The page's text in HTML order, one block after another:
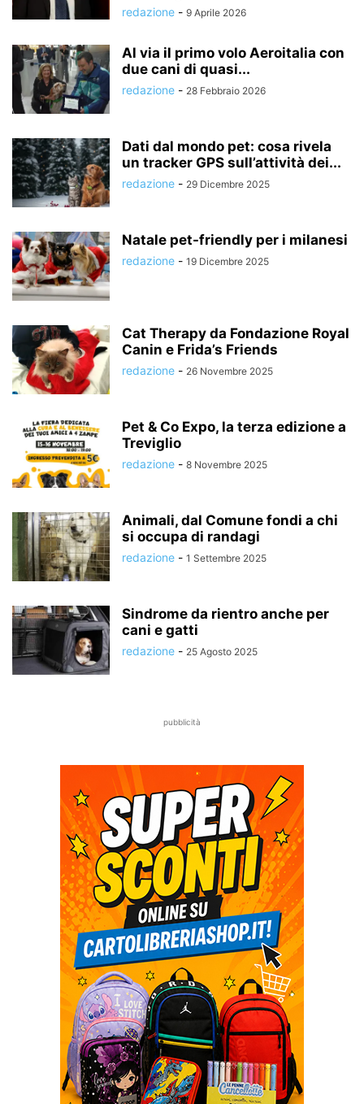
redazione - 9 Aprile 2026
Al via il primo volo Aeroitalia con
due cani di quasi...
redazione - 28 Febbraio 2026
Dati dal mondo pet: cosa rivela
un tracker GPS sull’attività dei...
redazione - 29 Dicembre 2025
Natale pet-friendly per i milanesi
redazione - 19 Dicembre 2025
Cat Therapy da Fondazione Royal
Canin e Frida’s Friends
redazione - 26 Novembre 2025
Pet & Co Expo, la terza edizione a
Treviglio
redazione - 8 Novembre 2025
Animali, dal Comune fondi a chi
si occupa di randagi
redazione - 1 Settembre 2025
Sindrome da rientro anche per
cani e gatti
redazione - 25 Agosto 2025
pubblicità